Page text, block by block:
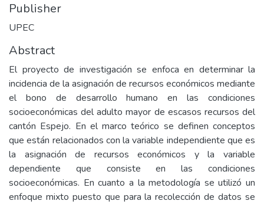
Publisher
UPEC
Abstract
El proyecto de investigación se enfoca en determinar la
incidencia de la asignación de recursos económicos mediante
el bono de desarrollo humano en las condiciones
socioeconómicas del adulto mayor de escasos recursos del
cantón Espejo. En el marco teórico se definen conceptos
que están relacionados con la variable independiente que es
la asignación de recursos económicos y la variable
dependiente que consiste en las condiciones
socioeconómicas. En cuanto a la metodología se utilizó un
enfoque mixto puesto que para la recolección de datos se